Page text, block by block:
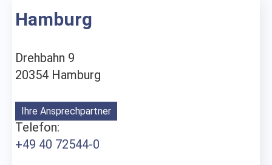
Hamburg
Drehbahn 9
20354 Hamburg
Ihre Ansprechpartner
Telefon:
+49 40 72544-0